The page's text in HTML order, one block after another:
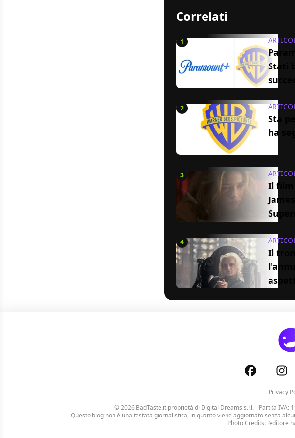
Correlati
1
Stati
2
Sta
ha
3
Il film
4
Il
Privacy
© 2026 BadTaste.it proprietà di Digital Dreams s.r.l.- Partita IVA:
Questo blog non è una testata giornalistica, in quanto viene aggiornato senza
Photo Credits: l’editore